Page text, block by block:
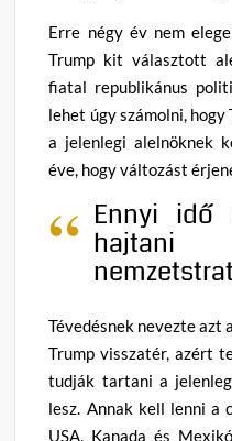
Erre négy év nem
Trump kit választott
fiatal republikánus
lehet úgy számolni, hogy
a jelenlegi alelnöknek
éve, hogy változást
Ennyi idő
Tévedésnek nevezte azt
Trump visszatér, azért
tudják tartani a
lesz. Annak kell lenni a
USA, Kanada és